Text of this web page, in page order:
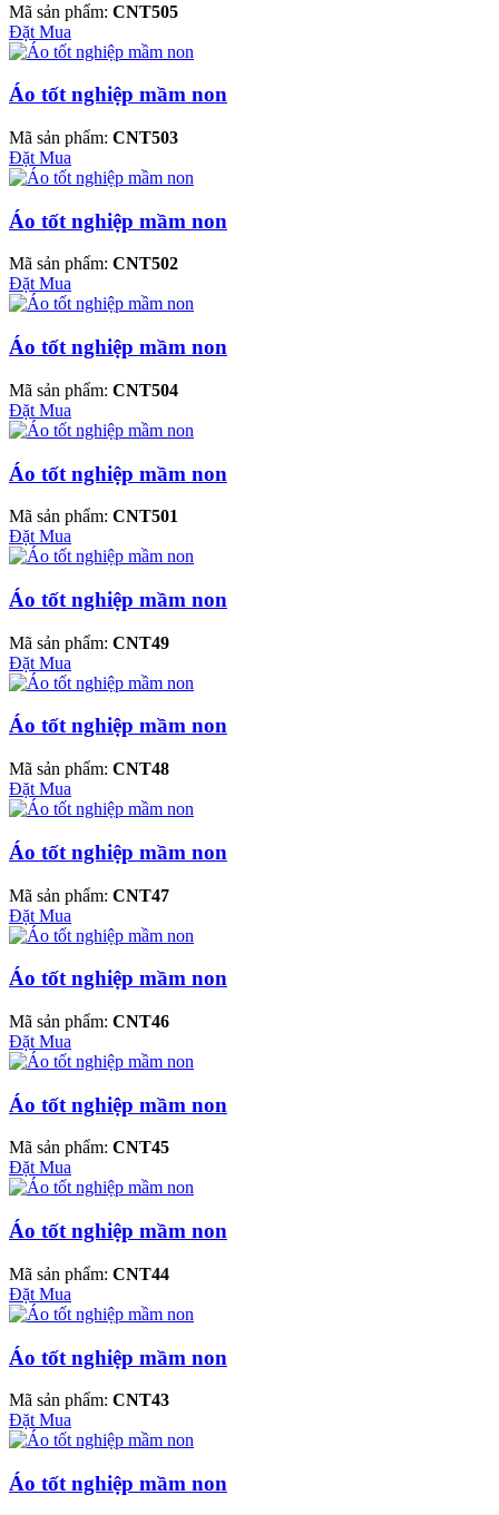
Mã sản phẩm: CNT505
Đặt Mua
Áo tốt nghiệp mầm non
Mã sản phẩm: CNT503
Đặt Mua
Áo tốt nghiệp mầm non
Mã sản phẩm: CNT502
Đặt Mua
Áo tốt nghiệp mầm non
Mã sản phẩm: CNT504
Đặt Mua
Áo tốt nghiệp mầm non
Mã sản phẩm: CNT501
Đặt Mua
Áo tốt nghiệp mầm non
Mã sản phẩm: CNT49
Đặt Mua
Áo tốt nghiệp mầm non
Mã sản phẩm: CNT48
Đặt Mua
Áo tốt nghiệp mầm non
Mã sản phẩm: CNT47
Đặt Mua
Áo tốt nghiệp mầm non
Mã sản phẩm: CNT46
Đặt Mua
Áo tốt nghiệp mầm non
Mã sản phẩm: CNT45
Đặt Mua
Áo tốt nghiệp mầm non
Mã sản phẩm: CNT44
Đặt Mua
Áo tốt nghiệp mầm non
Mã sản phẩm: CNT43
Đặt Mua
Áo tốt nghiệp mầm non